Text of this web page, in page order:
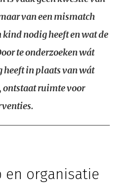
van een mismatch
kind nodig heeft en wat de
te onderzoeken wát
heeft in plaats van wát
ontstaat ruimte voor
en organisatie